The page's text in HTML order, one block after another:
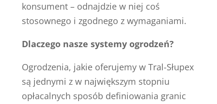
konsument – odnajdzie w niej coś
stosownego i zgodnego z wymaganiami.
Dlaczego nasze systemy ogrodzeń?
Ogrodzenia, jakie oferujemy w Tral-Słupex
są jednymi z w największym stopniu
opłacalnych sposób definiowania granic